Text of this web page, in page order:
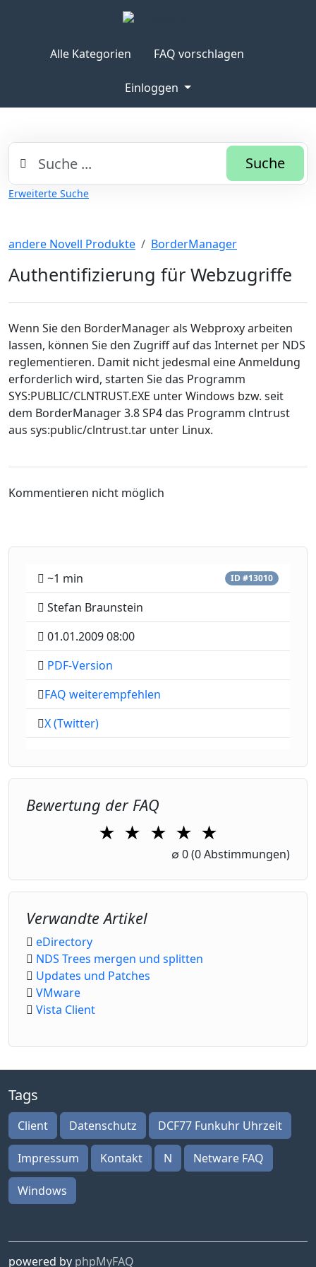
Alle Kategorien FAQ vorschlagen
Einloggen
Suche
Erweiterte Suche
andere Novell Produkte BorderManager
Authentifizierung für Webzugriffe
Wenn Sie den BorderManager als Webproxy arbeiten
lassen, können Sie den Zugriff auf das Internet per NDS
reglementieren. Damit nicht jedesmal eine Anmeldung
erforderlich wird, starten Sie das Programm
SYS:PUBLIC/CLNTRUST.EXE unter Windows bzw. seit
dem BorderManager 3.8 SP4 das Programm clntrust
aus sys:public/clntrust.tar unter Linux.
Kommentieren nicht möglich
~1 min ID #13010
Stefan Braunstein
01.01.2009 08:00
PDF-Version
FAQ weiterempfehlen
X (Twitter)
Bewertung der FAQ
★ ★
2 Stars
★
3 Stars
★
4 Stars
★
5 Stars
∅ 0(0 Abstimmungen)
Verwandte Artikel
eDirectory
NDS Trees mergen und splitten
Updates und Patches
VMware
Vista Client
Tags
Client Datenschutz DCF77 Funkuhr Uhrzeit
Impressum Kontakt N Netware FAQ
Windows
powered by phpMyFAQ